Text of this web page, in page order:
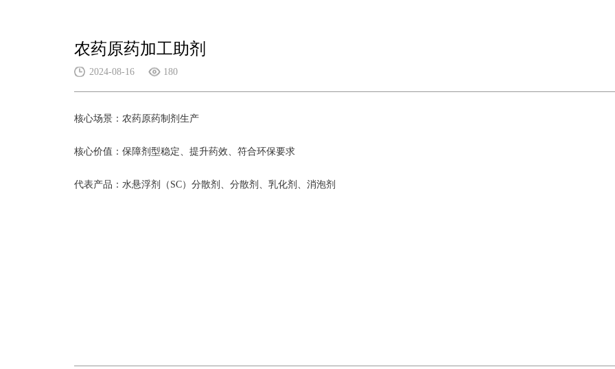
农药原药加工助剂
2024-08-16 180
核心场景：农药原药制剂生产
核心价值：保障剂型稳定、提升药效、符合环保要求
代表产品：水悬浮剂（SC）分散剂、分散剂、乳化剂、消泡剂